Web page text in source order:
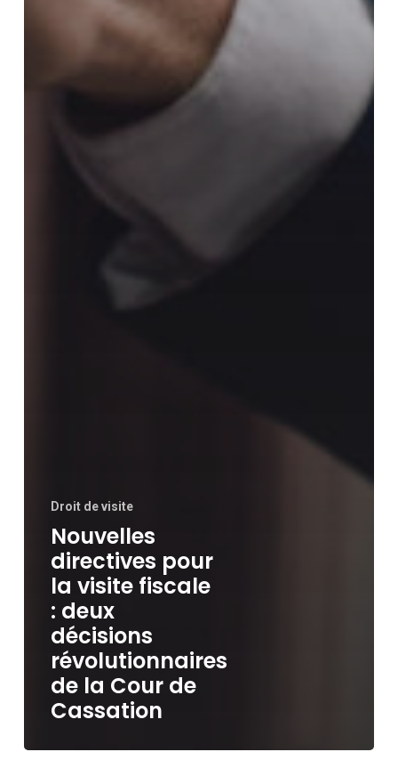
Droit de visite
Nouvelles
directives pour
la visite fiscale
: deux
décisions
révolutionnaires
de la Cour de
Cassation